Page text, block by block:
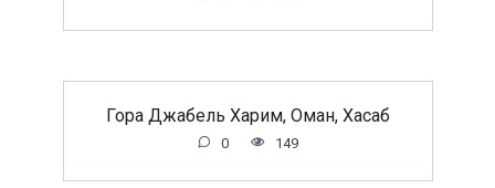
Гора Джабель Харим, Оман, Хасаб
0 149